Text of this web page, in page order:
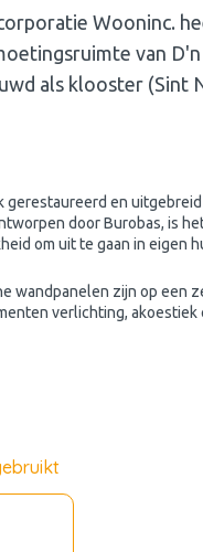
Wooninc.
van
als klooster (Sint
en
door Burobas, is
om uit te gaan in eigen
wandpanelen zijn op een
verlichting, akoestiek